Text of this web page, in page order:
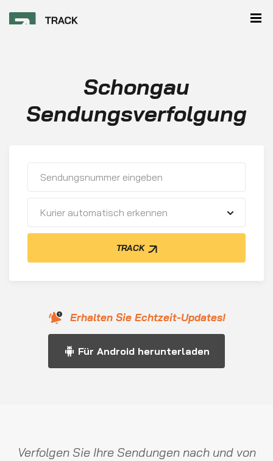
Schongau
Sendungsverfolgung
Kurier automatisch erkennen
TRACK
Erhalten Sie Echtzeit-Updates!
Für Android herunterladen
Verfolgen Sie Ihre Sendungen nach und von